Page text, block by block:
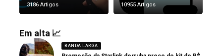
3186 Artigos 10955 Artigos
Em alta 📈
BANDA LARGA